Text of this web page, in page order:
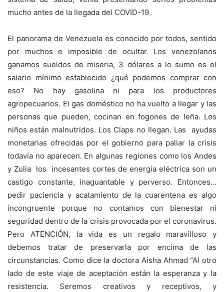
mucho antes de la llegada del COVID-19.
El panorama de Venezuela es conocido por todos, sentido
por muchos e imposible de ocultar. Los venezolanos
ganamos sueldos de miseria, 3 dólares a lo sumo es el
salario mínimo establecido ¿qué podemos comprar con
eso? No hay gasolina ni para los productores
agropecuarios. El gas doméstico no ha vuelto a llegar y las
personas que pueden, cocinan en fogones de leña. Los
niños están malnutridos. Los Claps no llegan. Las ayudas
monetarias ofrecidas por el gobierno para paliar la crisis
todavía no aparecen. En algunas regiones como los Andes
y Zulia los incesantes cortes de energía eléctrica son un
castigo constante, inaguantable y perverso. Entonces…
pedir paciencia y acatamiento de la cuarentena es algo
incongruente porque no contamos con bienestar ni
seguridad dentro de la crisis provocada por el coronavirus.
Pero ATENCIÓN, la vida es un regalo maravilloso y
debemos tratar de preservarla por encima de las
circunstancias. Como dice la doctora Aisha Ahmad “Al otro
lado de este viaje de aceptación están la esperanza y la
resistencia. Seremos creativos y receptivos, y